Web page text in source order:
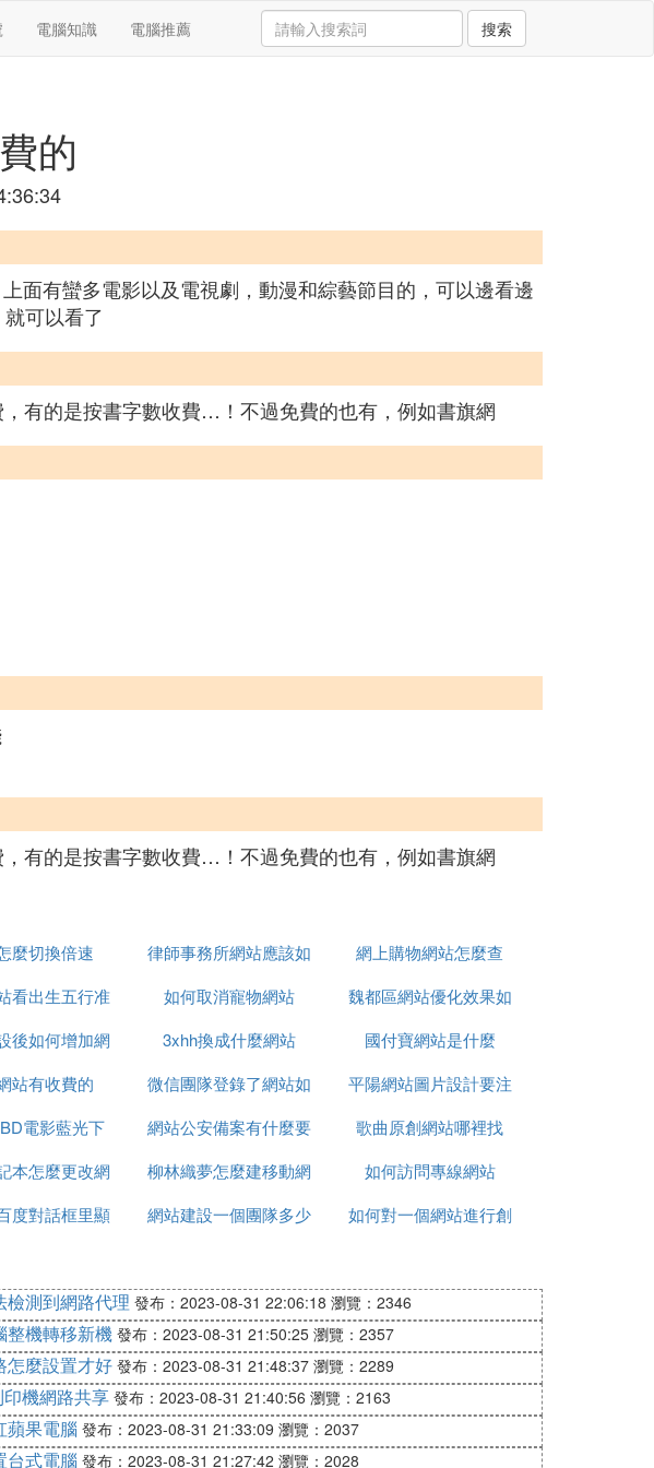
電腦知識 電腦推薦 搜索
的
面有蠻多電影以及電視劇，動漫和綜藝節目的，可以邊看邊
可以看了
有的是按書字數收費…！不過免費的也有，例如書旗網
有的是按書字數收費…！不過免費的也有，例如書旗網
麼切換倍速
律師事務所網站應該如
何製作
網上購物網站怎麼查
看出生五行准 如何取消寵物網站
魏都區網站優化效果如
何
後如何增加網
路流量
3xhh換成什麼網站
國付寶網站是什麼
站有收費的
微信團隊登錄了網站如
何退掉
平陽網站圖片設計要注
意什麼
電影藍光下
載網站
網站公安備案有什麼要
注意
歌曲原創網站哪裡找
本怎麼更改網
許可權
柳林織夢怎麼建移動網
站
如何訪問專線網站
度對話框里顯
網站建設一個團隊多少
如何對一個網站進行創
檢測到網路代理 發布：2023-08-31 22:06:18 瀏覽：2346
整機轉移新機 發布：2023-08-31 21:50:25 瀏覽：2357
怎麼設置才好 發布：2023-08-31 21:48:37 瀏覽：2289
機網路共享 發布：2023-08-31 21:40:56 瀏覽：2163
蘋果電腦 發布：2023-08-31 21:33:09 瀏覽：2037
台式電腦 發布：2023-08-31 21:27:42 瀏覽：2028